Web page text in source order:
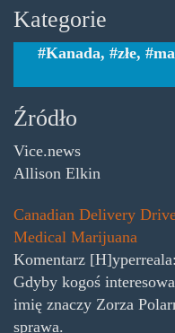
Kategorie
Kanada, złe,
Źródło
Vice.news
Allison Elkin
Canadian Delivery
Medical Marijuana
Komentarz [H]yperreala:
Gdyby kogoś
imię znaczy Zorza
sprawa.